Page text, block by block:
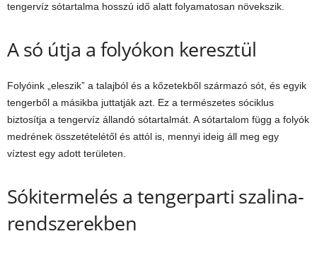
tengervíz sótartalma hosszú idő alatt folyamatosan növekszik.
A só útja a folyókon keresztül
Folyóink „eleszik” a talajból és a kőzetekből származó sót, és egyik
tengerből a másikba juttatják azt. Ez a természetes sóciklus
biztosítja a tengervíz állandó sótartalmát. A sótartalom függ a folyók
medrének összetételétől és attól is, mennyi ideig áll meg egy
víztest egy adott területen.
Sókitermelés a tengerparti szalina-
rendszerekben